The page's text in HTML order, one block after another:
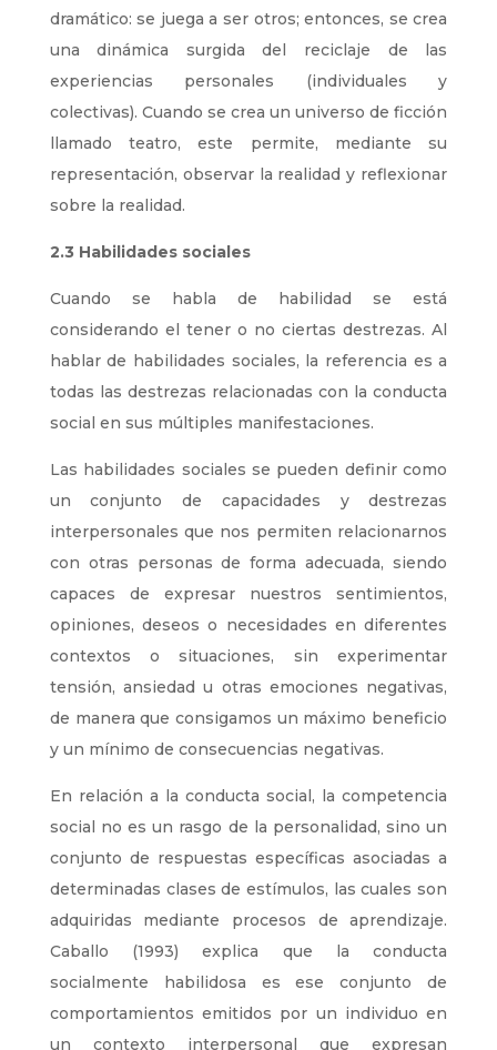
dramático: se juega a ser otros; entonces, se crea
una dinámica surgida del reciclaje de las
experiencias personales (individuales y
colectivas). Cuando se crea un universo de ficción
llamado teatro, este permite, mediante su
representación, observar la realidad y reflexionar
sobre la realidad.
2.3 Habilidades sociales
Cuando se habla de habilidad se está
considerando el tener o no ciertas destrezas. Al
hablar de habilidades sociales, la referencia es a
todas las destrezas relacionadas con la conducta
social en sus múltiples manifestaciones.
Las habilidades sociales se pueden definir como
un conjunto de capacidades y destrezas
interpersonales que nos permiten relacionarnos
con otras personas de forma adecuada, siendo
capaces de expresar nuestros sentimientos,
opiniones, deseos o necesidades en diferentes
contextos o situaciones, sin experimentar
tensión, ansiedad u otras emociones negativas,
de manera que consigamos un máximo beneficio
y un mínimo de consecuencias negativas.
En relación a la conducta social, la competencia
social no es un rasgo de la personalidad, sino un
conjunto de respuestas específicas asociadas a
determinadas clases de estímulos, las cuales son
adquiridas mediante procesos de aprendizaje.
Caballo (1993) explica que la conducta
socialmente habilidosa es ese conjunto de
comportamientos emitidos por un individuo en
un contexto interpersonal que expresan